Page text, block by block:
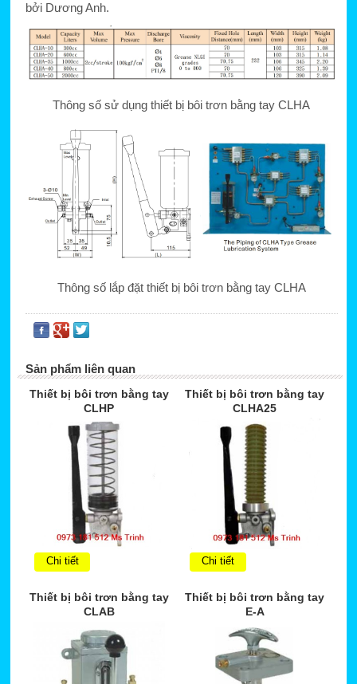
bởi Dương Anh.
Thông số sử dụng thiết bị bôi trơn bằng tay CLHA
Thông số lắp đặt thiết bị bôi trơn bằng tay CLHA
Sản phẩm liên quan
Thiết bị bôi trơn bằng tay
CLHP
Chi tiết
Thiết bị bôi trơn bằng tay
CLHA25
Chi tiết
Thiết bị bôi trơn bằng tay
CLAB
Thiết bị bôi trơn bằng tay
E-A